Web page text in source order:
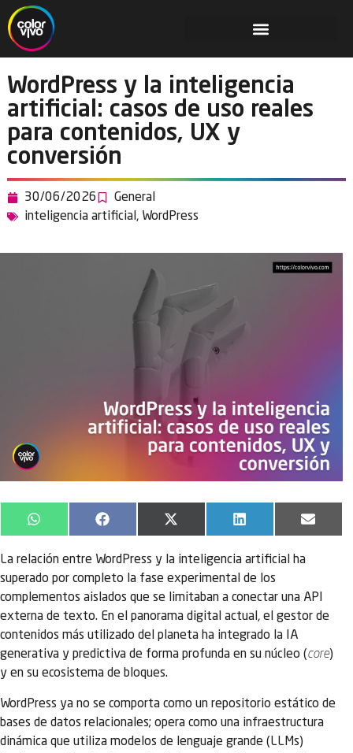
WordPress y la inteligencia
artificial: casos de uso reales
para contenidos, UX y
conversión
30/06/2026
General
inteligencia artificial , WordPress
WhatsApp Facebook
X
(Twitter)
LinkedIn Email
La relación entre WordPress y la inteligencia artificial ha
superado por completo la fase experimental de los
complementos aislados que se limitaban a conectar una API
externa de texto. En el panorama digital actual, el gestor de
contenidos más utilizado del planeta ha integrado la IA
generativa y predictiva de forma profunda en su núcleo (core)
y en su ecosistema de bloques.
WordPress ya no se comporta como un repositorio estático de
bases de datos relacionales; opera como una infraestructura
dinámica que utiliza modelos de lenguaje grande (LLMs)